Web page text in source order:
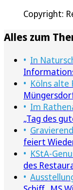
Copyright:
Alles zum
In
Kölns alte
Im
„Tag des
feiert
KStA-
des